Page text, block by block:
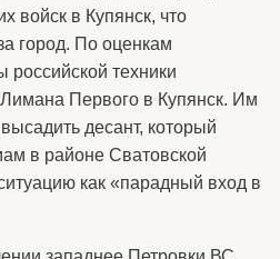
войск в Купянск, что
город. По оценкам
российской техники
Первого в Купянск. Им
десант, который
в районе Сватовской
как «парадный вход в